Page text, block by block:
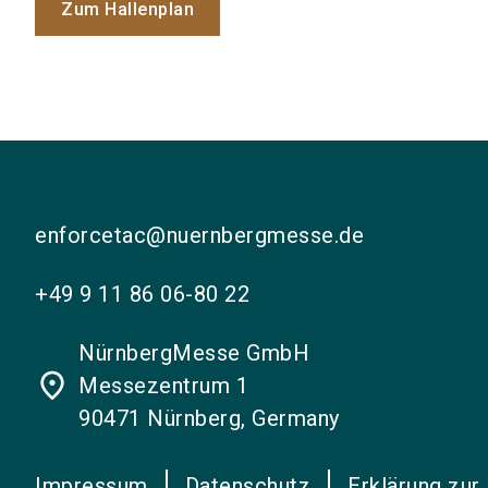
Zum Hallenplan
enforcetac@nuernbergmesse.de
+49 9 11 86 06-80 22
place
NürnbergMesse GmbH
Messezentrum 1
90471 Nürnberg, Germany